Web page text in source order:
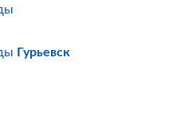
Гурьевск